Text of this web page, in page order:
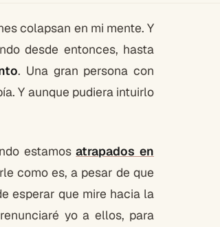
colapsan en mi mente. Y
desde entonces, hasta
. Una gran persona con
Y aunque pudiera intuirlo
estamosatrapados en
como es, a pesar de que
esperar que mire hacia la
yo a ellos, para